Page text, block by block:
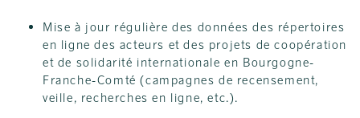
Mise à jour régulière des données des répertoires
en ligne des acteurs et des projets de coopération
et de solidarité internationale en Bourgogne-
Franche-Comté (campagnes de recensement,
veille, recherches en ligne, etc.).